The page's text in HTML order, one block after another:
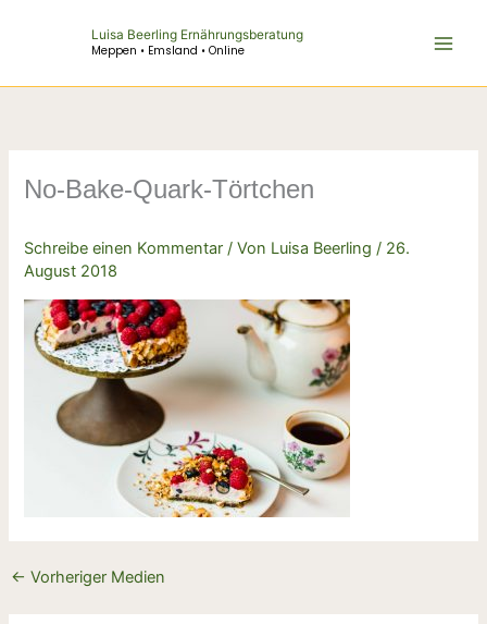
Luisa Beerling Ernährungsberatung
Meppen • Emsland • Online
No-Bake-Quark-Törtchen
Schreibe einen Kommentar / Von Luisa Beerling/ 26.
August 2018
← Vorheriger Medien